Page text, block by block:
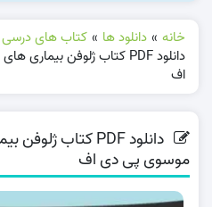
خانه » دانلود ها » کتاب های درسی
اف
موسوی پی دی اف